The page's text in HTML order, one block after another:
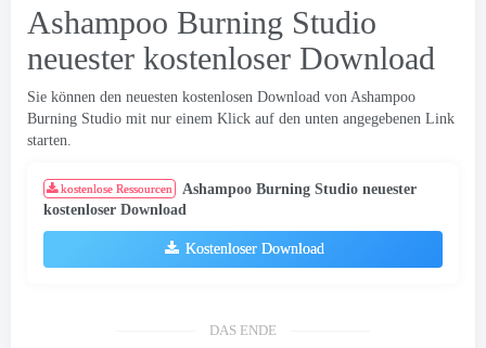
Ashampoo Burning Studio
neuester kostenloser Download
Sie können den neuesten kostenlosen Download von Ashampoo
Burning Studio mit nur einem Klick auf den unten angegebenen Link
starten.
kostenlose Ressourcen
Ashampoo Burning Studio neuester
kostenloser Download
Kostenloser Download
DAS ENDE